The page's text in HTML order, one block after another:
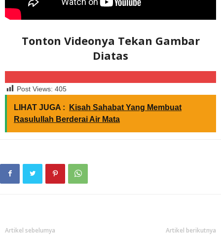
Tonton Videonya Tekan Gambar
Diatas
Post Views: 405
LIHAT JUGA :
Kisah Sahabat Yang Membuat
Rasulullah Berderai Air Mata
Artikel sebelumya Artikel berikutnya